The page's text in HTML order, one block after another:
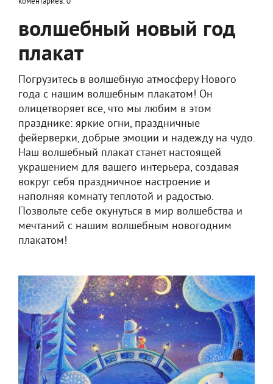
волшебный новый год
плакат
Погрузитесь в волшебную атмосферу Нового
года с нашим волшебным плакатом! Он
олицетворяет все, что мы любим в этом
празднике: яркие огни, праздничные
фейерверки, добрые эмоции и надежду на чудо.
Наш волшебный плакат станет настоящей
украшением для вашего интерьера, создавая
вокруг себя праздничное настроение и
наполняя комнату теплотой и радостью.
Позвольте себе окунуться в мир волшебства и
мечтаний с нашим волшебным новогодним
плакатом!